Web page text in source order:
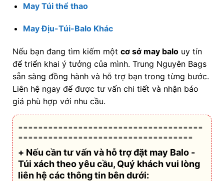
May Túi thể thao
May Địu-Túi-Balo Khác
Nếu bạn đang tìm kiếm một cơ sở may balouy tín
để triển khai ý tưởng của mình. Trung Nguyên Bags
sẵn sàng đồng hành và hỗ trợ bạn trong từng bước.
Liên hệ ngay để được tư vấn chi tiết và nhận báo
giá phù hợp với nhu cầu.
=====================================
===================================
+ Nếu cần tư vấn và hỗ trợđặt may Balo -
Túi xách theo yêu cầu, Quý khách vui lòng
liên hệ các thông tin bên dưới: